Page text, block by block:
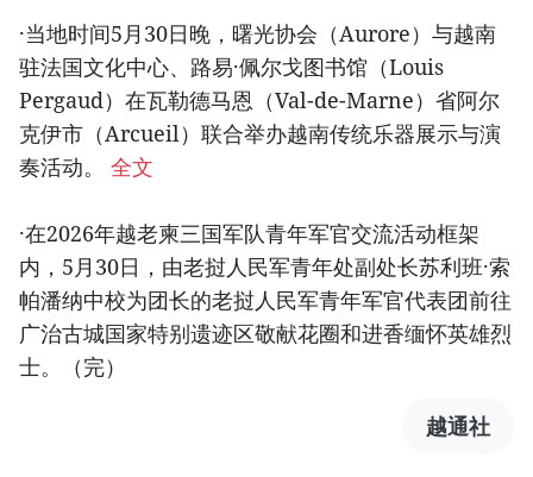
·当地时间5月30日晚，曙光协会（Aurore）与越南
驻法国文化中心、路易·佩尔戈图书馆（Louis
Pergaud）在瓦勒德马恩（Val-de-Marne）省阿尔
克伊市（Arcueil）联合举办越南传统乐器展示与演
奏活动。 全文
·在2026年越老柬三国军队青年军官交流活动框架
内，5月30日，由老挝人民军青年处副处长苏利班·索
帕潘纳中校为团长的老挝人民军青年军官代表团前往
广治古城国家特别遗迹区敬献花圈和进香缅怀英雄烈
士。（完）
越通社